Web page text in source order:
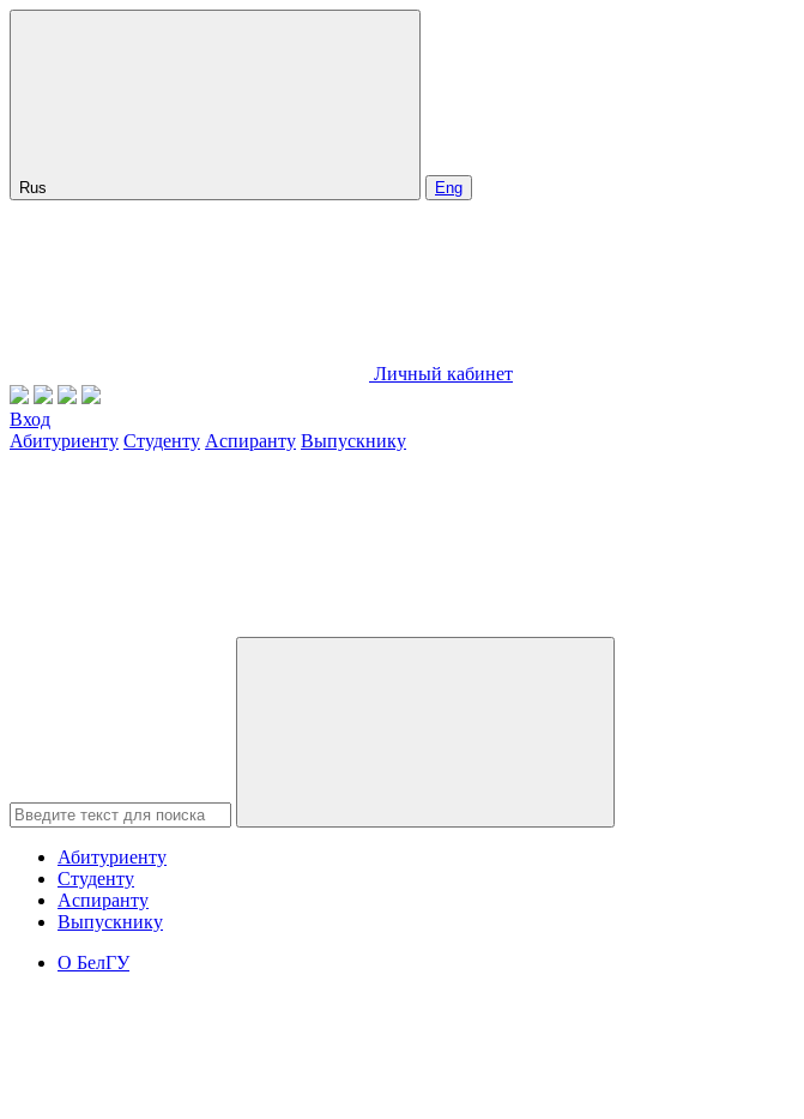
Rus Eng
Личный кабинет
Вход
Абитуриенту Студенту Аспиранту Выпускнику
Абитуриенту
Студенту
Аспиранту
Выпускнику
О БелГУ